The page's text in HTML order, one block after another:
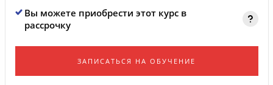
Вы можете приобрести этот курс в
рассрочку
ЗАПИСАТЬСЯ НА ОБУЧЕНИЕ